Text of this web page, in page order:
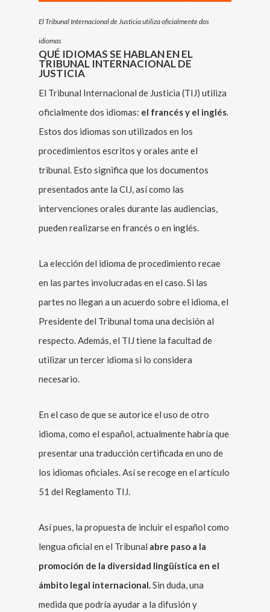
El Tribunal Internacional de Justicia utiliza oficialmente dos
idiomas
QUÉ IDIOMAS SE HABLAN EN EL
TRIBUNAL INTERNACIONAL DE
JUSTICIA
El Tribunal Internacional de Justicia (TIJ) utiliza
oficialmente dos idiomas: el francés y el inglés.
Estos dos idiomas son utilizados en los
procedimientos escritos y orales ante el
tribunal. Esto significa que los documentos
presentados ante la CIJ, así como las
intervenciones orales durante las audiencias,
pueden realizarse en francés o en inglés.
La elección del idioma de procedimiento recae
en las partes involucradas en el caso. Si las
partes no llegan a un acuerdo sobre el idioma, el
Presidente del Tribunal toma una decisión al
respecto. Además, el TIJ tiene la facultad de
utilizar un tercer idioma si lo considera
necesario.
En el caso de que se autorice el uso de otro
idioma, como el español, actualmente habría que
presentar una traducción certificada en uno de
los idiomas oficiales. Así se recoge en el artículo
51 del Reglamento TIJ.
Así pues, la propuesta de incluir el español como
lengua oficial en el Tribunal abre paso a la
promoción de la diversidad lingüística en el
ámbito legal internacional.Sin duda, una
medida que podría ayudar a la difusión y